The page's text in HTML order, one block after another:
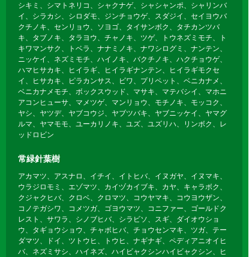
シキミ、シマトネリコ、シャクナゲ、シャシャンポ、シャリンバ
イ、シラカシ、シロダモ、ジンチョウゲ、スダジイ、セイヨウバ
クチノキ、センリョウ、ソヨゴ、タイサンボク、タチカンツバ
キ、タブノキ、タラヨウ、チャノキ、ツゲ、トウネズミモチ、ト
キワマンサク、トベラ、ナナミノキ、ナワシログミ、ナンテン、
ニッケイ、ネズミモチ、ハイノキ、バクチノキ、ハクチョウゲ、
ハマヒサカキ、ヒイラギ、ヒイラギナンテン、ヒイラギモクセ
イ、ヒサカキ、ピラカンサス、ビワ、プリペット、ベニカナメ、
ベニカナメモチ、ボックスウッド、マサキ、マテバシイ、マホニ
アコンヒューサ、マメツゲ、マンリョウ、モチノキ、モッコク、
ヤシ、ヤツデ、ヤブコウジ、ヤブツバキ、ヤブニッケイ、ヤマグ
ルマ、ヤマモモ、ユーカリノキ、ユズ、ユズリハ、リンボク、レ
ッドロビン
常緑針葉樹
アカマツ、アスナロ、イチイ、イトヒバ、イヌガヤ、イヌマキ、
ウラジロモミ、エゾマツ、カイヅカイブキ、カヤ、キャラボク、
クジャクヒバ、クロベ、クロマツ、コウヤマキ、コウヨウザン、
コノテガシワ、コメツガ、ゴヨウマツ、コニファー、ゴールドク
レスト、サワラ、シノブヒバ、シラビソ、スギ、ダイオウショ
ウ、タギョウショウ、チャボヒバ、チョウセンマキ、ツガ、テー
ダマツ、ドイ、ツトウヒ、トウヒ、ナギナギ、ペディアニオイヒ
バ、ネズミサシ、ハイネズ、ハイビャクシンハイビャクシン、ヒ